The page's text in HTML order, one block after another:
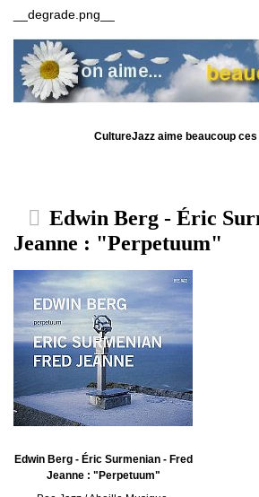
__degrade.png__
CultureJazz aime beaucoup ces
Edwin Berg - Éric
Jeanne : "Perpetuum"
Edwin Berg - Éric Surmenian - Fred
Jeanne : "Perpetuum"